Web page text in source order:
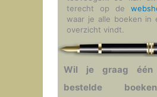
terecht op de
waar je alle boeken in
overzicht vindt.
Wil je graag
bestelde